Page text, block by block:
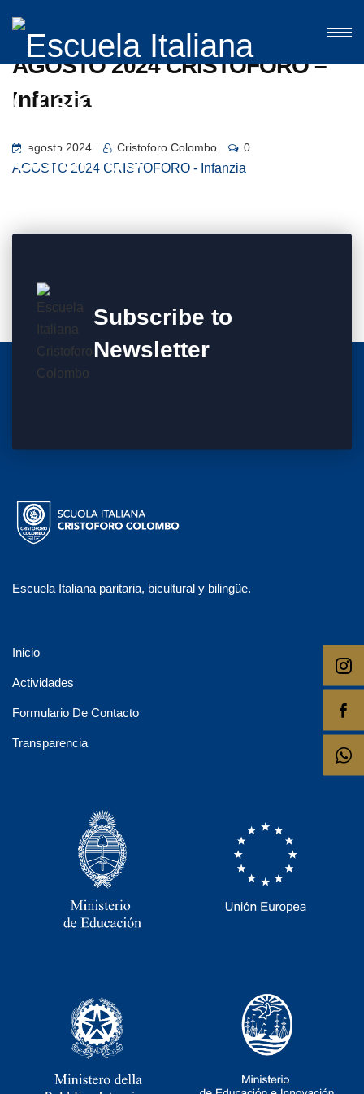
AGOSTO 2024 CRISTOFORO –
Infanzia
agosto 2024 Cristoforo Colombo 0
AGOSTO 2024 CRISTOFORO - Infanzia
Subscribe to
Newsletter
Escuela Italiana paritaria, bicultural y bilingüe.
Inicio
Actividades
Formulario De Contacto
Transparencia